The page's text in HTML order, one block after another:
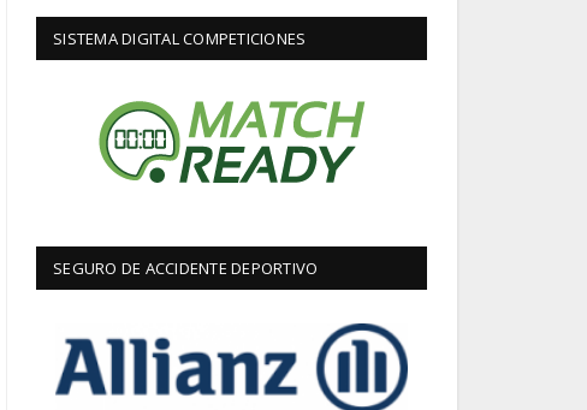
SISTEMA DIGITAL COMPETICIONES
SEGURO DE ACCIDENTE DEPORTIVO